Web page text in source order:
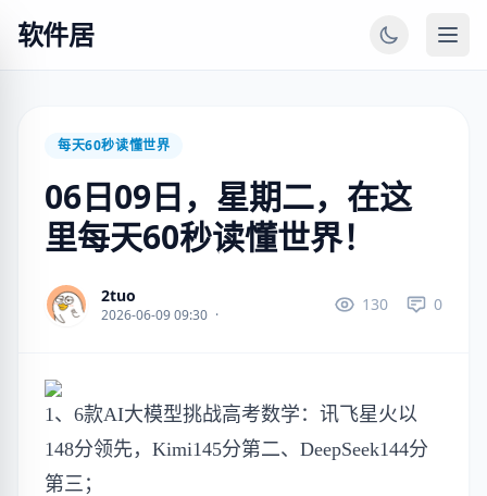
软件居
每天60秒读懂世界
06日09日，星期二，在这
里每天60秒读懂世界！
2tuo
2026-06-09 09:30 ·
130 0
1、6款AI大模型挑战高考数学：讯飞星火以
148分领先，Kimi145分第二、DeepSeek144分
第三；